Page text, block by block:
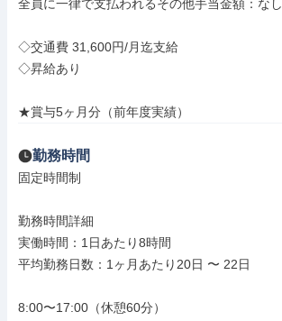
全員に一律で支払われるその他手当金額：なし
◇交通費 31,600円/月迄支給
◇昇給あり
★賞与5ヶ月分（前年度実績）
勤務時間
固定時間制
勤務時間詳細
実働時間：1日あたり8時間
平均勤務日数：1ヶ月あたり20日 〜 22日
8:00〜17:00（休憩60分）